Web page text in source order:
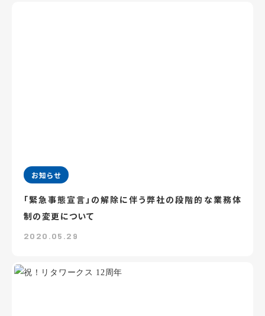
お知らせ
「緊急事態宣言」の解除に伴う弊社の段階的な業務体
制の変更について
2020.05.29